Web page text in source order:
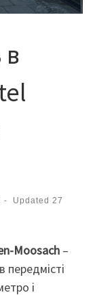
в
- Updated 27
Moosach –
і